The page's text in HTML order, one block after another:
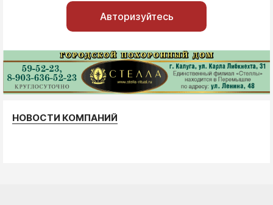
Авторизуйтесь
НОВОСТИ КОМПАНИЙ